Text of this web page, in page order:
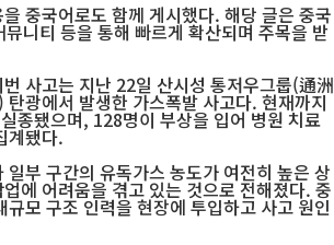
중국어로도 함께 게시했다. 해당 글은 중국
니티 등을 통해 빠르게 확산되며 주목을 받
사고는 지난 22일 산시성 통저우그룹(通洲
광에서 발생한 가스폭발 사고다. 현재까지
종됐으며, 128명이 부상을 입어 병원 치료
계됐다.
일부 구간의 유독가스 농도가 여전히 높은 상
에 어려움을 겪고 있는 것으로 전해졌다. 중
규모 구조 인력을 현장에 투입하고 사고 원인